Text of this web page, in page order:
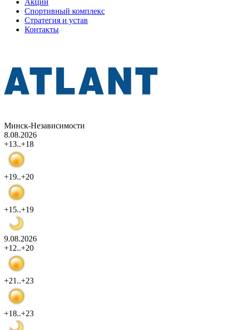
Спортивный комплекс
Стратегия и устав
Контакты
Минск-Независимости
8.08.2026
+13..+18
+19..+20
+15..+19
9.08.2026
+12..+20
+21..+23
+18..+23